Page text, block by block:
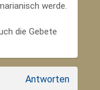
werde.
die Gebete
Antworten